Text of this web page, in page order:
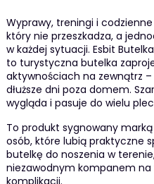
Wyprawy, treningi i
który nie przeszkadza, a
w każdej sytuacji. Esbit
to turystyczna butelka
aktywnościach na zewnątrz
dłuższe dni poza domem.
wygląda i pasuje do wielu
To produkt sygnowany marką
osób, które lubią praktyczne
butelkę do noszenia w
niezawodnym kompanem
komplikacji.